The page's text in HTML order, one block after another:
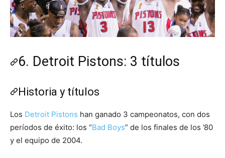
6. Detroit Pistons: 3 títulos
Historia y títulos
Los Detroit Pistons han ganado 3 campeonatos, con dos
períodos de éxito: los “Bad Boys” de los finales de los ’80
y el equipo de 2004.